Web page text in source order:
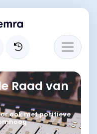
Raad van
ook met positieve